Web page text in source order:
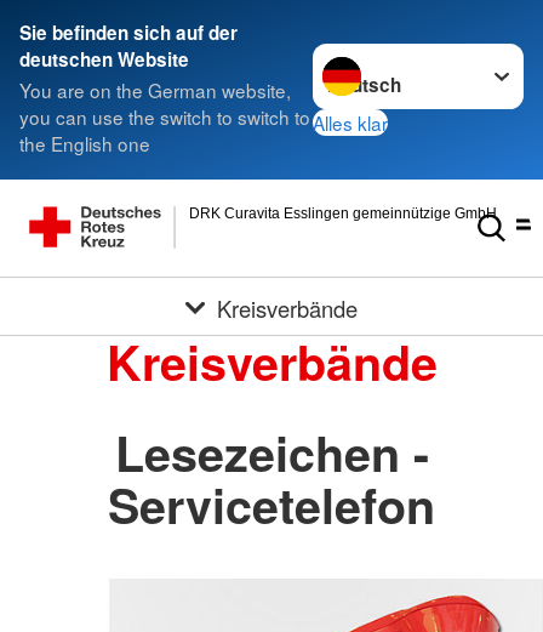
Sie befinden sich auf der
deutschen Website
You are on the German website,
you can use the switch to switch to
the English one
Sprache wechseln zu
Alles klar
DRK Curavita Esslingen gemeinnützige GmbH
Kreisverbände
Kreisverbände
Lesezeichen -
Servicetelefon